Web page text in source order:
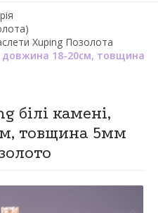
Хuping Позолота
довжина 18-20см, товщина
білі камені,
товщина 5мм